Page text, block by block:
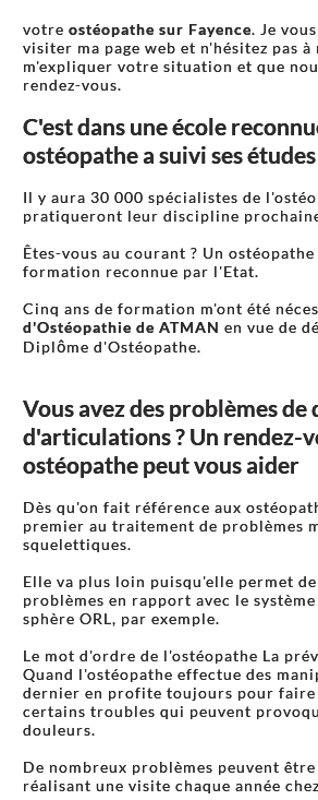
votre ostéopathe sur Fayence. Je
visiter ma page web et n'hésitez pas
m'expliquer votre situation et que
rendez-vous.
C'est dans une école
ostéopathe a suivi ses études
Il y aura 30 000 spécialistes de
pratiqueront leur discipline
Êtes-vous au courant ? Un
formation reconnue par l'Etat.
Cinq ans de formation m'ont été
d'Ostéopathie de ATMAN en vue de
Diplôme d'Ostéopathe.
Vous avez des problèmes de
d'articulations ? Un rendez-
ostéopathe peut vous aider
Dès qu'on fait référence aux
premier au traitement de problèmes
squelettiques.
Elle va plus loin puisqu'elle permet
problèmes en rapport avec le
sphère ORL, par exemple.
Le mot d'ordre de l'ostéopathe La
Quand l'ostéopathe effectue des
dernier en profite toujours pour faire
certains troubles qui peuvent
douleurs.
De nombreux problèmes peuvent être
réalisant une visite chaque année